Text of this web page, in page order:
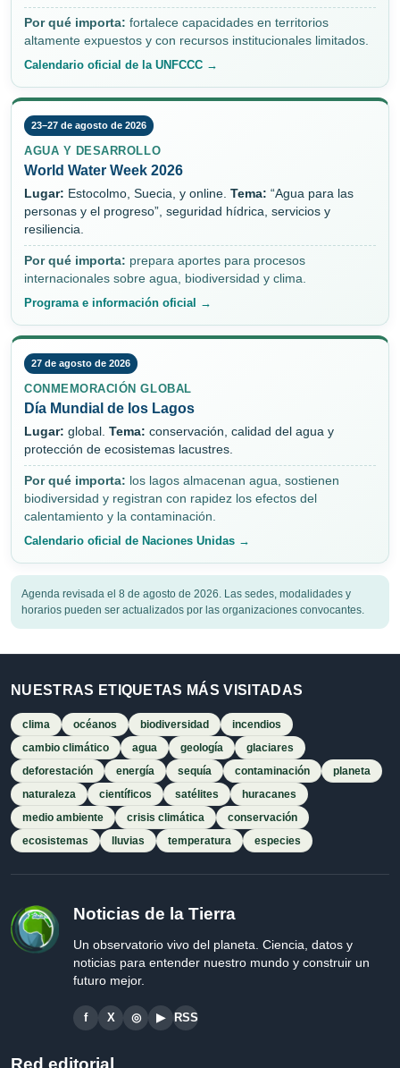
Por qué importa: fortalece capacidades en territorios
altamente expuestos y con recursos institucionales limitados.
Calendario oficial de la UNFCCC →
23–27 de agosto de 2026
AGUA Y DESARROLLO
World Water Week 2026
Lugar: Estocolmo, Suecia, y online. Tema: “Agua para las
personas y el progreso”, seguridad hídrica, servicios y
resiliencia.
Por qué importa: prepara aportes para procesos
internacionales sobre agua, biodiversidad y clima.
Programa e información oficial →
27 de agosto de 2026
CONMEMORACIÓN GLOBAL
Día Mundial de los Lagos
Lugar: global. Tema: conservación, calidad del agua y
protección de ecosistemas lacustres.
Por qué importa: los lagos almacenan agua, sostienen
biodiversidad y registran con rapidez los efectos del
calentamiento y la contaminación.
Calendario oficial de Naciones Unidas →
Agenda revisada el 8 de agosto de 2026. Las sedes, modalidades y
horarios pueden ser actualizados por las organizaciones convocantes.
NUESTRAS ETIQUETAS MÁS VISITADAS
clima océanos biodiversidad
incendios
cambio climático
agua geología
glaciares
deforestación
energía sequía contaminación
planeta
naturaleza
científicos satélites
huracanes
medio ambiente
crisis climática
conservación
ecosistemas
lluvias temperatura especies
Noticias de la Tierra
Un observatorio vivo del planeta. Ciencia, datos y
noticias para entender nuestro mundo y construir un
futuro mejor.
f X ◎ ▶ RSS